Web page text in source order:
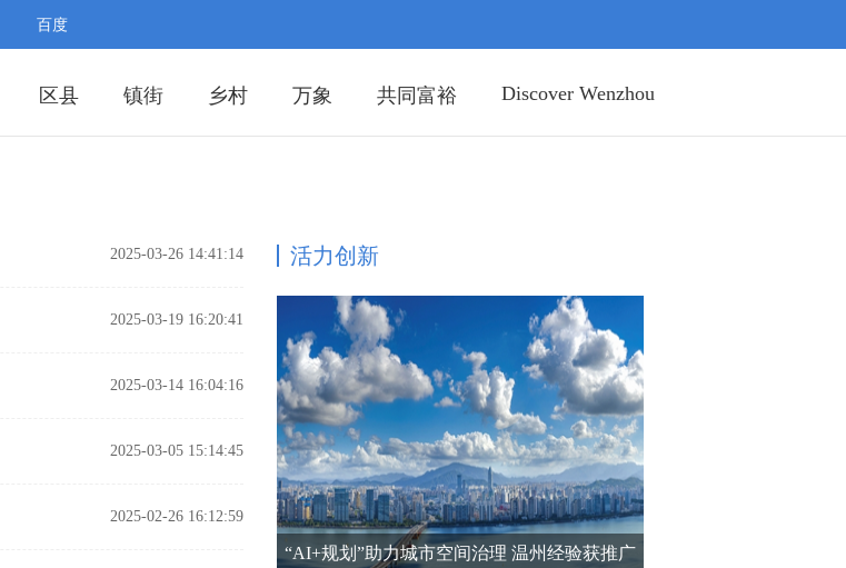
百度
Discover Wenzhou
共同富裕
万象
乡村
镇街
区县
2025-03-26 14:41:14
2025-03-19 16:20:41
2025-03-14 16:04:16
2025-03-05 15:14:45
2025-02-26 16:12:59
活力创新
“AI+规划”助力城市空间治理 温州经验获推广